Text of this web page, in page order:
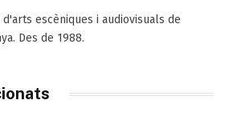
d'arts escèniques i audiovisuals de
Des de 1988.